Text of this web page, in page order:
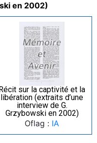
en 2002)
Récit sur la captivité et la
libération (extraits d’une
interview de G.
Grzybowski en 2002)
Oflag : IA